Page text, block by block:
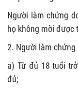
Người làm chứng
họ không mời được
2. Người làm
a) Từ đủ 18 tuổi
đủ;